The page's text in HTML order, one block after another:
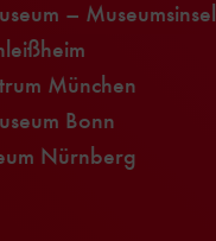
– Museumsinsel
München
Bonn
Nürnberg